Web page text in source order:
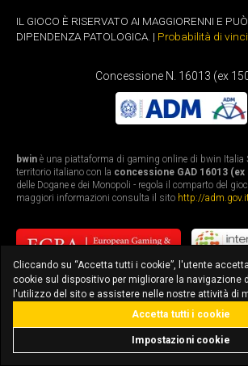
IL GIOCO È RISERVATO AI MAGGIORENNI E
DIPENDENZA PATOLOGICA. | Probabilità di
Concessione N. 16013 (ex
bwin è una piattaforma di gaming online di bwin Italia
territorio italiano con la concessione GAD 16013 (ex
delle Dogane e dei Monopoli - regola il comparto del
maggiori informazioni consulta il sito http://
bonus fino a 3.010€
Cliccando su “Accetta tutti i cookie”, l'utente
cookie sul dispositivo per migliorare la navigazione
l'utilizzo del sito e assistere nelle nostre attività di
Impostazioni cookie
Accetta tutti i cookie